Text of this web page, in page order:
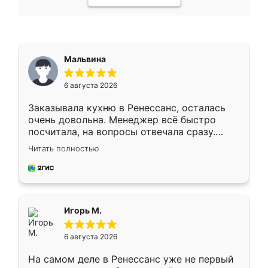
Мальвина
6 августа 2026
Заказывала кухню в Ренессанс, осталась
очень довольна. Менеджер всё быстро
посчитала, на вопросы отвечала сразу.
Замерщик приехал в субботу, подошёл к
делу со всей ответственностью. Собрали
за день, ребята работали аккуратно, даже
Читать полностью
Игорь М.
6 августа 2026
На самом деле в Ренессанс уже не первый